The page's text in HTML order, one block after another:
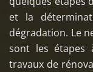
et la
dégradation. Le
sont les étapes
travaux de